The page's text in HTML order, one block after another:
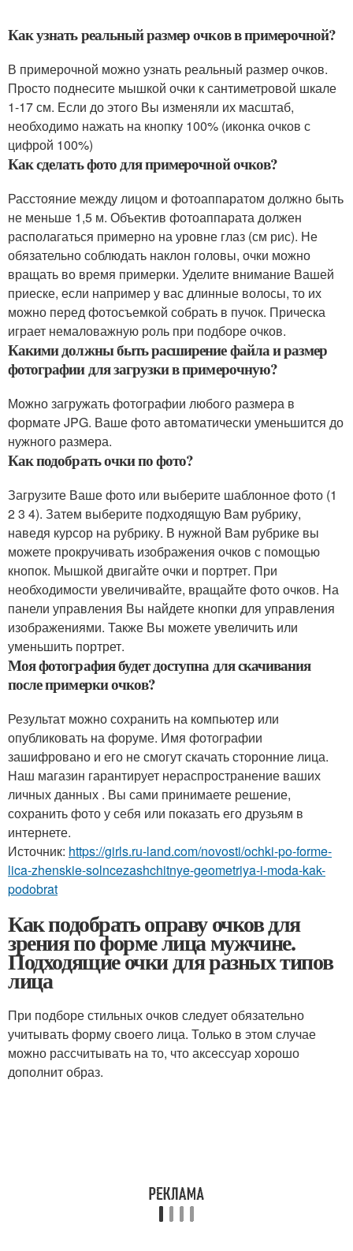
Как узнать реальный размер очков в примерочной?
В примерочной можно узнать реальный размер очков.
Просто поднесите мышкой очки к сантиметровой шкале
1-17 см. Если до этого Вы изменяли их масштаб,
необходимо нажать на кнопку 100% (иконка очков с
цифрой 100%)
Как сделать фото для примерочной очков?
Расстояние между лицом и фотоаппаратом должно быть
не меньше 1,5 м. Объектив фотоаппарата должен
располагаться примерно на уровне глаз (см рис). Не
обязательно соблюдать наклон головы, очки можно
вращать во время примерки. Уделите внимание Вашей
приеске, если например у вас длинные волосы, то их
можно перед фотосъемкой собрать в пучок. Прическа
играет немаловажную роль при подборе очков.
Какими должны быть расширение файла и размер
фотографии для загрузки в примерочную?
Можно загружать фотографии любого размера в
формате JPG. Ваше фото автоматически уменьшится до
нужного размера.
Как подобрать очки по фото?
Загрузите Ваше фото или выберите шаблонное фото (1
2 3 4). Затем выберите подходящую Вам рубрику,
наведя курсор на рубрику. В нужной Вам рубрике вы
можете прокручивать изображения очков с помощью
кнопок. Мышкой двигайте очки и портрет. При
необходимости увеличивайте, вращайте фото очков. На
панели управления Вы найдете кнопки для управления
изображениями. Также Вы можете увеличить или
уменьшить портрет.
Моя фотография будет доступна для скачивания
после примерки очков?
Результат можно сохранить на компьютер или
опубликовать на форуме. Имя фотографии
зашифровано и его не смогут скачать сторонние лица.
Наш магазин гарантирует нераспространение ваших
личных данных . Вы сами принимаете решение,
сохранить фото у себя или показать его друзьям в
интернете.
Источник: https://girls.ru-land.com/novosti/ochki-po-forme-
lica-zhenskie-solncezashchitnye-geometriya-i-moda-kak-
podobrat
Как подобрать оправу очков для
зрения по форме лица мужчине.
Подходящие очки для разных типов
лица
При подборе стильных очков следует обязательно
учитывать форму своего лица. Только в этом случае
можно рассчитывать на то, что аксессуар хорошо
дополнит образ.